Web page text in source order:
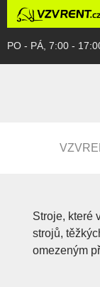
PO - PÁ, 7:00 -
Stroje, které
strojů,
omezeným